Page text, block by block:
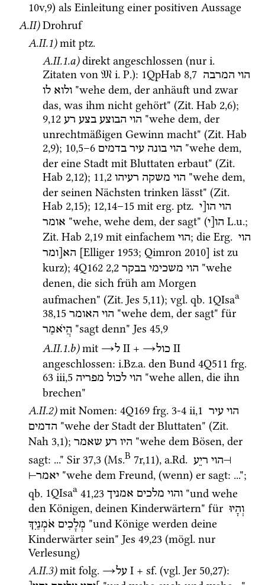
10v,9) als Einleitung einer positiven Aussage
A.II)Drohruf
A.II.1)mit ptz.
A.II.1.a)direkt angeschlossen (nur i.
Zitaten von 𝔐 i. P.): 1QpHab 8,7 הוי המרבה
ולוא לו
"wehe dem, der anhäuft und zwar
das, was ihm nicht gehört" (Zit. Hab 2,6
9,12 הוי הבוצע בצע רע
"wehe dem, der
unrechtmäßigen Gewinn macht" (Zit. Hab
2,9); 10,5–6 הוי בונה עיר בדמים
"wehe dem,
der eine Stadt mit Bluttaten erbaut" (Zit.
Hab 2,12); 11,2 הוי משקה רעיהו
"wehe dem,
der seinen Nächsten trinken lässt" (Zit.
Hab 2,15); 12,14–15 mit erg. ptz. הוי הו[י
אומר "wehe, wehe dem, der sagt" (הו[י L.u.
Zit. Hab 2,19 mit einfachem הוי; die Erg.
הא[ומר [Elliger 1953; Qimron 2010] ist zu
kurz); 4Q162 2,2 הוי משכימי בבקר
"wehe
denen, die sich früh am Morgen
aufmachen" (Zit. Jes 5,11); vgl. qb. 1QIsaa
38,15 הוי האומר
הֲיֹאמַר "sagt denn" Jes 45,9
A.II.1.b)mit →ל ‎ II + →כול ‎ II
angeschlossen: i.Bz.a. den Bund 4Q511 frg.
63 iii,5 הוי לכול מפריה
"wehe allen, die ihn
brechen"
A.II.2)mit Nomen: 4Q169 frg. 3-4 ii,1 הוי עיר
הדמים "wehe der Stadt der Bluttaten" (Zit.
Nah 3,1); היו רע שאמר
"wehe dem Bösen, der
sagt: ..." Sir 37,3 (Ms.B 7r,11), a.Rd. ⊢הוי ריֵע
יאמר⊣
qb. 1QIsaa 41,23 והוי מלכים אמניך
"und wehe
den Königen, deinen Kinderwärtern" für וְהָיוּ
מְלָכִים אֹמְנַיִךְ
"und Könige werden deine
Kinderwärter sein" Jes 49,23 (mögl. nur
Verlesung)
A.II.3)mit folg. →על ‎ I + sf. (vgl. Jer 50,27)